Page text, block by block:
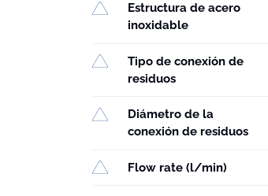
Estructura de acero
inoxidable
Tipo de conexión de
residuos
Diámetro de la
conexión de residuos
Flow rate (l/min)